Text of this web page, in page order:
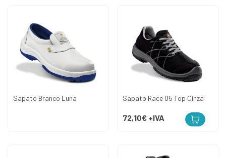
Sapato Branco Luna Sapato Race 05 Top Cinza
72,10€ +IVA